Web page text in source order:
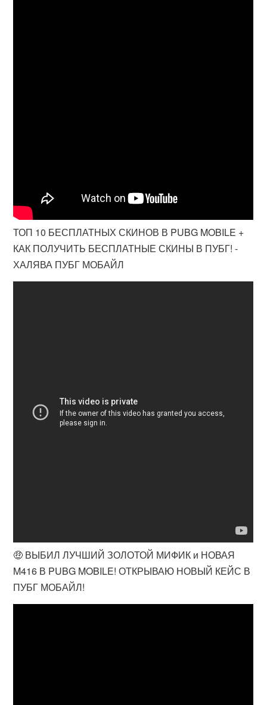
ТОП 10 БЕСПЛАТНЫХ СКИНОВ В PUBG MOBILE +
КАК ПОЛУЧИТЬ БЕСПЛАТНЫЕ СКИНЫ В ПУБГ! -
ХАЛЯВА ПУБГ МОБАЙЛ
🤑 ВЫБИЛ ЛУЧШИЙ ЗОЛОТОЙ МИФИК и НОВАЯ
M416 В PUBG MOBILE! ОТКРЫВАЮ НОВЫЙ КЕЙС В
ПУБГ МОБАЙЛ!